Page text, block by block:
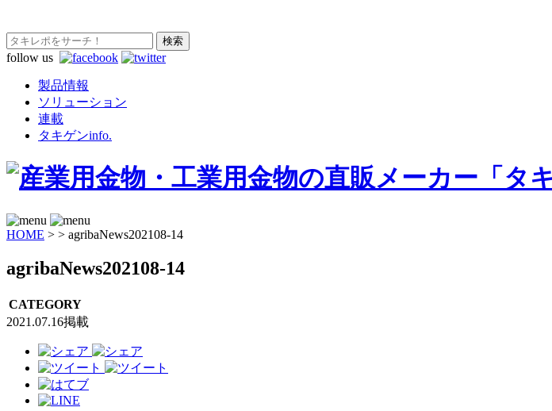
follow us
製品情報
ソリューション
連載
タキゲンinfo.
HOME > > agribaNews202108-14
agribaNews202108-14
CATEGORY
2021.07.16掲載